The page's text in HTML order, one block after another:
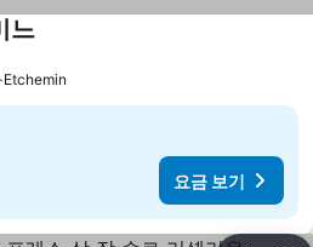
느
요금 보기